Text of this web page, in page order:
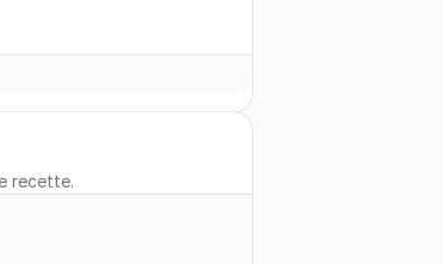
recette.